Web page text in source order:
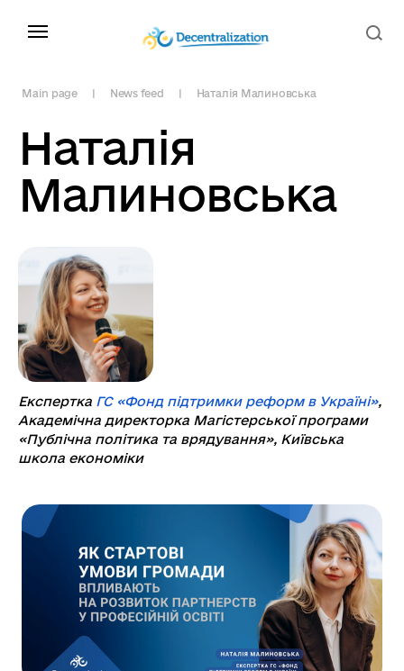
Main page News feed Наталія Малиновська
Наталія
Малиновська
Експертка ГС «Фонд підтримки реформ в Україні»,
Академічна директорка Магістерської програми
«Публічна політика та врядування», Київська
школа економіки